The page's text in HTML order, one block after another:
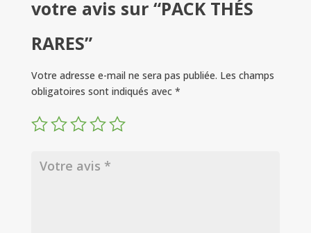
votre avis sur “PACK THÉS
RARES”
Votre adresse e-mail ne sera pas publiée. Les champs
obligatoires sont indiqués avec *